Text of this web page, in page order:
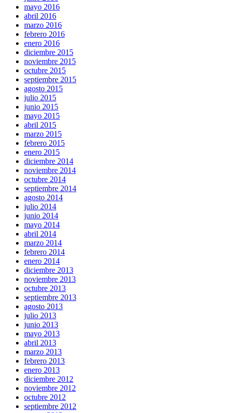
mayo 2016
abril 2016
marzo 2016
febrero 2016
enero 2016
diciembre 2015
noviembre 2015
octubre 2015
septiembre 2015
agosto 2015
julio 2015
junio 2015
mayo 2015
abril 2015
marzo 2015
febrero 2015
enero 2015
diciembre 2014
noviembre 2014
octubre 2014
septiembre 2014
agosto 2014
julio 2014
junio 2014
mayo 2014
abril 2014
marzo 2014
febrero 2014
enero 2014
diciembre 2013
noviembre 2013
octubre 2013
septiembre 2013
agosto 2013
julio 2013
junio 2013
mayo 2013
abril 2013
marzo 2013
febrero 2013
enero 2013
diciembre 2012
noviembre 2012
octubre 2012
septiembre 2012